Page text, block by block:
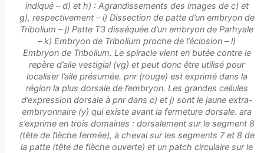
indiqué – d) et h) : Agrandissements des images de c) et
g), respectivement – i) Dissection de patte d’un embryon de
Tribolium – j) Patte T3 disséquée d’un embryon de Parhyale
– k) Embryon de Tribolium proche de l’éclosion – l)
Embryon de Tribolium. Le spiracle vient en butée contre le
repère d’aile vestigial (vg) et peut donc être utilisé pour
localiser l’aile présumée. pnr(rouge) est exprimé dans la
région la plus dorsale de l’embryon. Les grandes cellules
d’expression dorsale à pnrdans c) et j) sont le jaune extra-
embryonnaire (y) qui existe avant la fermeture dorsale. ara
s’exprime en trois domaines : dorsalement sur le segment 8
(tête de flèche fermée), à cheval sur les segments 7 et 8 de
la patte (tête de flèche ouverte) et un patch circulaire sur le